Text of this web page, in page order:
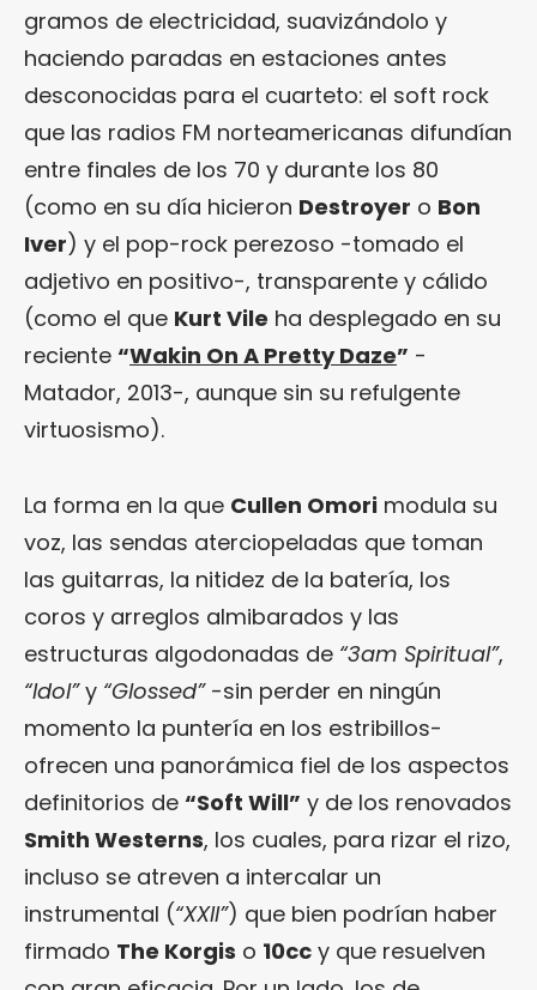
gramos de electricidad, suavizándolo y
haciendo paradas en estaciones antes
desconocidas para el cuarteto: el soft rock
que las radios FM norteamericanas difundían
entre finales de los 70 y durante los 80
(como en su día hicieron Destroyer o Bon
Iver) y el pop-rock perezoso -tomado el
adjetivo en positivo-, transparente y cálido
(como el que Kurt Vile ha desplegado en su
reciente “Wakin On A Pretty Daze” -
Matador, 2013-, aunque sin su refulgente
virtuosismo).
La forma en la que Cullen Omori modula su
voz, las sendas aterciopeladas que toman
las guitarras, la nitidez de la batería, los
coros y arreglos almibarados y las
estructuras algodonadas de “3am Spiritual”,
“Idol”y “Glossed”-sin perder en ningún
momento la puntería en los estribillos-
ofrecen una panorámica fiel de los aspectos
definitorios de “Soft Will” y de los renovados
Smith Westerns, los cuales, para rizar el rizo,
incluso se atreven a intercalar un
instrumental (“XXII”) que bien podrían haber
firmado The Korgis o 10cc y que resuelven